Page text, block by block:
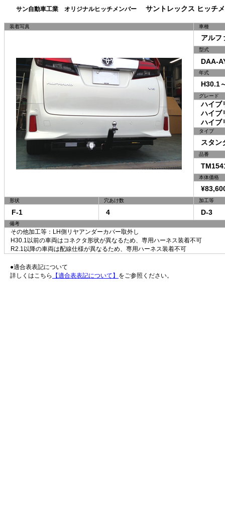
サン自動車工業 オリジナルヒッチメンバー サントレックス ヒッチ
装着写真 車種
アルフ
型式
DAA-
年式
H30.1
グレード
ハイブ
ハイブ
ハイブ
タイプ
スタン
品番
本体価格
形状 穴あけ数 加工等
F-1 4 D-3
備考
その他加工等：LH側リヤアンダーカバー取外し
H30.1以前の車両はコネクタ形状が異なるため、専用ハーネス装着不可
R2.1以降の車両は配線仕様が異なるため、専用ハーネス装着不可
●適合表表記について
詳しくはこちら
【適合表表記について】 をご参照ください。